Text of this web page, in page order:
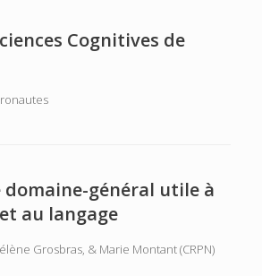
Cognitives de
domaine-général utile à
au langage
Grosbras, & Marie Montant (CRPN)